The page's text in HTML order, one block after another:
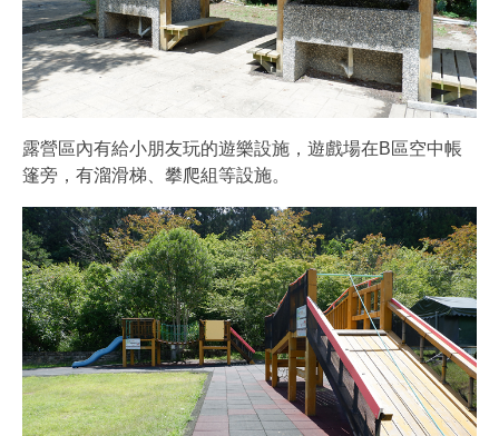
露營區內有給小朋友玩的遊樂設施，遊戲場在B區空中帳
篷旁，有溜滑梯、攀爬組等設施。